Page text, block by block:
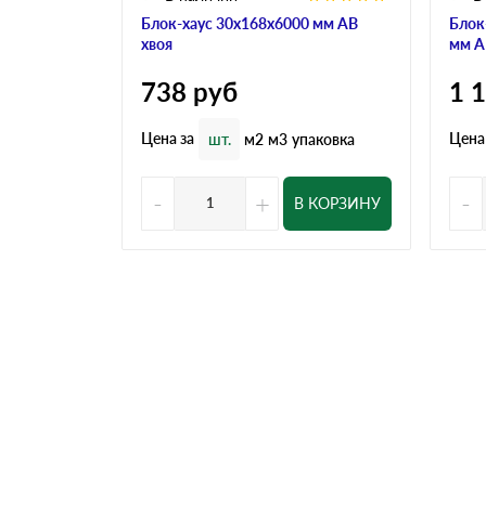
Блок-хаус 30x168x6000 мм АВ
хвоя
738 руб
Цена за шт. м2 м3 упаковка
- + В КОРЗИНУ
мм
1
Цена
-